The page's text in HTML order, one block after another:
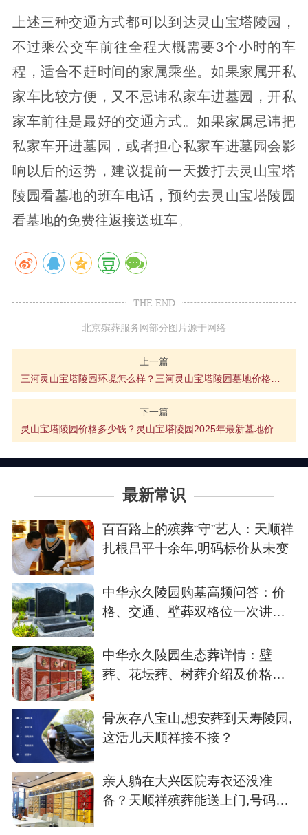
上述三种交通方式都可以到达灵山宝塔陵园，
不过乘公交车前往全程大概需要3个小时的车
程，适合不赶时间的家属乘坐。如果家属开私
家车比较方便，又不忌讳私家车进墓园，开私
家车前往是最好的交通方式。如果家属忌讳把
私家车开进墓园，或者担心私家车进墓园会影
响以后的运势，建议提前一天拨打去灵山宝塔
陵园看墓地的班车电话，预约去灵山宝塔陵园
看墓地的免费往返接送班车。
THE END
北京殡葬服务网部分图片源于网络
上一篇
三河灵山宝塔陵园环境怎么样？三河灵山宝塔陵园墓地价格多少钱？
下一篇
灵山宝塔陵园价格多少钱？灵山宝塔陵园2025年最新墓地价格一览表
最新常识
百百路上的殡葬“守”艺人：天顺祥
扎根昌平十余年,明码标价从未变
中华永久陵园购墓高频问答：价
格、交通、壁葬双格位一次讲清
中华永久陵园生态葬详情：壁
葬、花坛葬、树葬介绍及价格参
骨灰存八宝山,想安葬到天寿陵园,
这活儿天顺祥接不接？
亲人躺在大兴医院寿衣还没准
备？天顺祥殡葬能送上门,号码我